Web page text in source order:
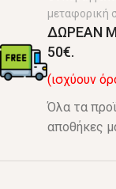
μεταφορική
ΔΩΡΕΑΝ
50€.
(ισχύουν
Όλα τα
αποθήκες